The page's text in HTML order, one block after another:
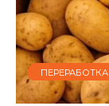
ПЕРЕРАБОТКА